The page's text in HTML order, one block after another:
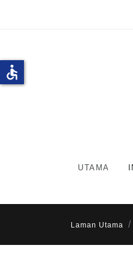
UTAMA
Laman Utama
accessible